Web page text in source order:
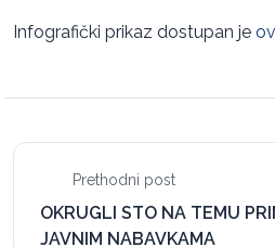
Infografički prikaz dostupan je
Prethodni post
OKRUGLI STO NA TEMU
JAVNIM NABAVKAMA